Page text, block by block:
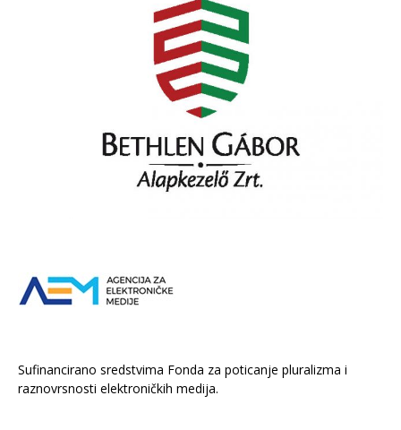
Sufinancirano sredstvima Fonda za poticanje pluralizma i
raznovrsnosti elektroničkih medija.